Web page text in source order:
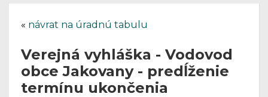
« návrat na úradnú tabulu
Verejná vyhláška - Vodovod
obce Jakovany - predĺženie
termínu ukončenia